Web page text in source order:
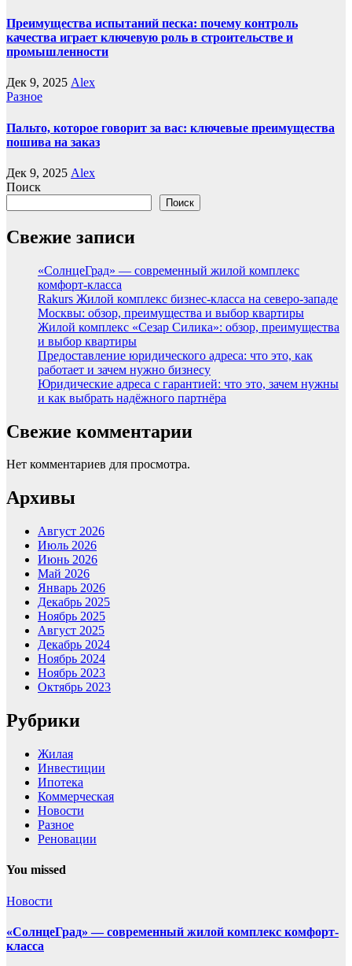
Преимущества испытаний песка: почему контроль
качества играет ключевую роль в строительстве и
промышленности
Дек 9, 2025 Alex
Разное
Пальто, которое говорит за вас: ключевые преимущества
пошива на заказ
Дек 9, 2025 Alex
Поиск
Поиск
Свежие записи
«СолнцеГрад» — современный жилой комплекс
комфорт-класса
Rakurs Жилой комплекс бизнес-класса на северо-западе
Москвы: обзор, преимущества и выбор квартиры
Жилой комплекс «Сезар Силика»: обзор, преимущества
и выбор квартиры
Предоставление юридического адреса: что это, как
работает и зачем нужно бизнесу
Юридические адреса с гарантией: что это, зачем нужны
и как выбрать надёжного партнёра
Свежие комментарии
Нет комментариев для просмотра.
Архивы
Август 2026
Июль 2026
Июнь 2026
Май 2026
Январь 2026
Декабрь 2025
Ноябрь 2025
Август 2025
Декабрь 2024
Ноябрь 2024
Ноябрь 2023
Октябрь 2023
Рубрики
Жилая
Инвестиции
Ипотека
Коммерческая
Новости
Разное
Реновации
You missed
Новости
«СолнцеГрад» — современный жилой комплекс комфорт-
класса